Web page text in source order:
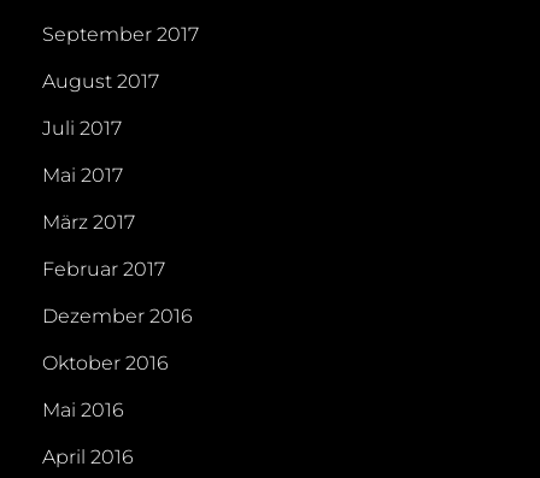
September 2017
August 2017
Juli 2017
Mai 2017
März 2017
Februar 2017
Dezember 2016
Oktober 2016
Mai 2016
April 2016